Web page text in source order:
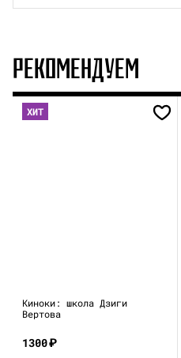
РЕКОМЕНДУЕМ
ХИТ
Киноки: школа Дзиги
Вертова
1300₽